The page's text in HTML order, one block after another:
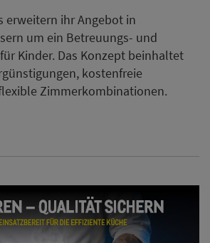
erweitern ihr Angebot in
um ein Betreuungs- und
Kinder. Das Konzept beinhaltet
kostenfreie
Zimmerkombinationen.